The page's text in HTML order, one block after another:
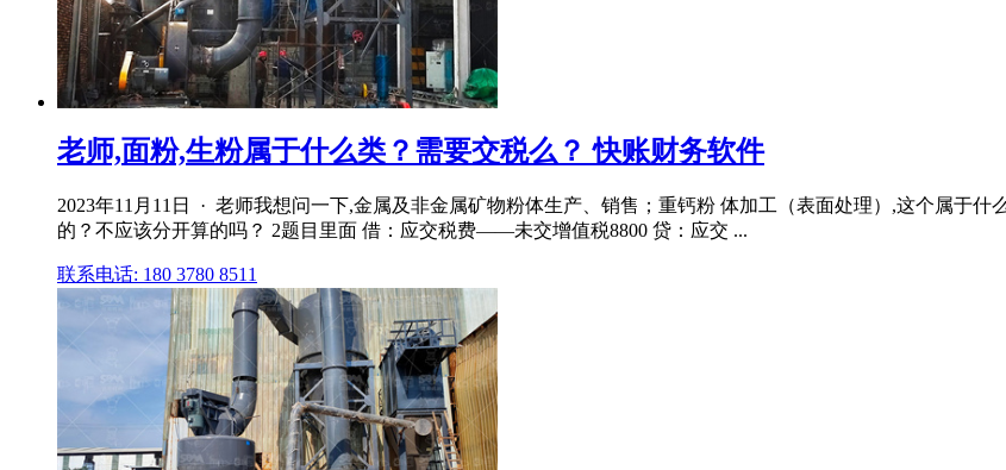
老师,面粉,生粉属于什么类？需要交税么？ 快账财务软件
2023年11月11日 · 老师我想问一下,金属及非金属矿物粉体生产、销售；重钙粉 体加工（表面处理）,这个属于
的？不应该分开算的吗？ 2题目里面 借：应交税费——未交增值税8800 贷：应交 ...
联系电话: 180 3780 8511